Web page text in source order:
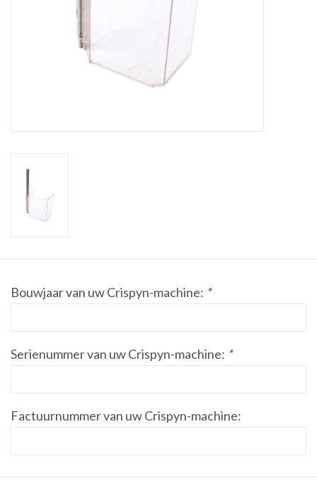
Alles om te Zagen |
Verspaanbaar materiaal |
Cadeaubonnen &
Bouwjaar van uw Crispyn-machine: *
Serienummer van uw Crispyn-machine: *
Factuurnummer van uw Crispyn-machine: